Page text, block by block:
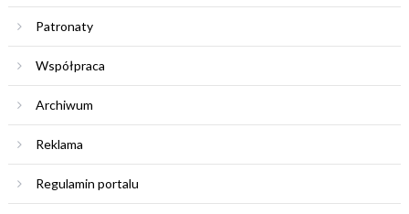
Patronaty
Współpraca
Archiwum
Reklama
Regulamin portalu